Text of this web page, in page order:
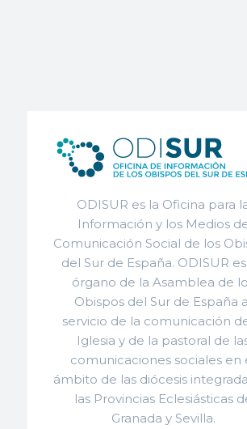
ODISUR es la Oficina para
Información y los Medios
Comunicación Social de los
del Sur de España. ODISUR
órgano de la Asamblea de
Obispos del Sur de España
servicio de la comunicación
Iglesia y de la pastoral de
comunicaciones sociales en
ámbito de las diócesis
las Provincias Eclesiásticas
Granada y Sevilla.